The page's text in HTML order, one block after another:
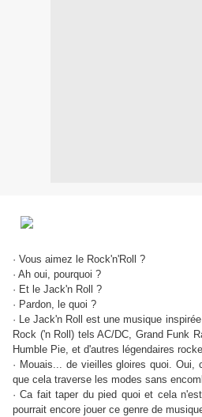
· Vous aimez le Rock'n'Roll ?
· Ah oui, pourquoi ?
· Et le Jack'n Roll ?
· Pardon, le quoi ?
· Le Jack'n Roll est une musique
Rock ('n Roll) tels AC/DC, Grand Funk
Humble Pie, et d'autres légendaires
· Mouais... de vieilles gloires quoi. Oui,
que cela traverse les modes sans
· Ca fait taper du pied quoi et cela
pourrait encore jouer ce genre de